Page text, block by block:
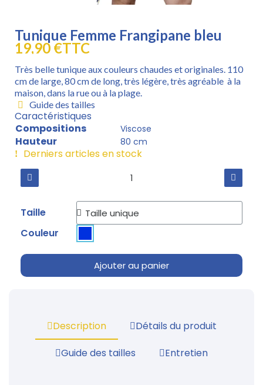
Tunique Femme Frangipane bleu
19,90 €TTC
Très belle tunique aux couleurs chaudes et originales. 110
cm de large, 80 cm de long, très légère, très agréable à la
maison, dans la rue ou à la plage.
Guide des tailles
Caractéristiques
Compositions
Viscose
Hauteur 80 cm
Derniers articles en stock
Taille
Couleur
Ajouter au panier
Description
Détails du produit
Guide des tailles
Entretien